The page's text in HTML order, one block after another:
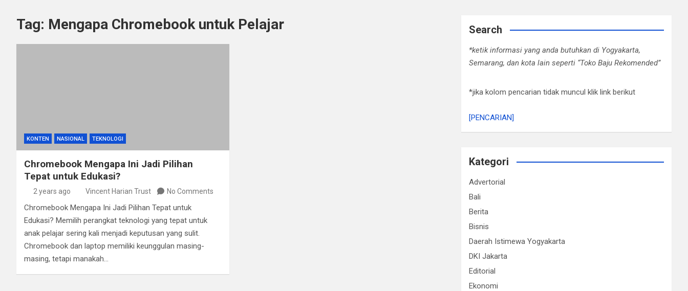
Tag: Mengapa Chromebook untuk Pelajar
KONTEN NASIONAL TEKNOLOGI
Chromebook Mengapa Ini Jadi Pilihan
Tepat untuk Edukasi?
2 years ago Vincent Harian Trust No Comments
Chromebook Mengapa Ini Jadi Pilihan Tepat untuk
Edukasi? Memilih perangkat teknologi yang tepat untuk
anak pelajar sering kali menjadi keputusan yang sulit.
Chromebook dan laptop memiliki keunggulan masing-
masing, tetapi manakah…
Search
*ketik informasi yang anda butuhkan di Yogyakarta,
Semarang, dan kota lain seperti “Toko Baju Rekomended”
*jika kolom pencarian tidak muncul klik link berikut
[PENCARIAN]
Kategori
Advertorial
Bali
Berita
Bisnis
Daerah Istimewa Yogyakarta
DKI Jakarta
Editorial
Ekonomi